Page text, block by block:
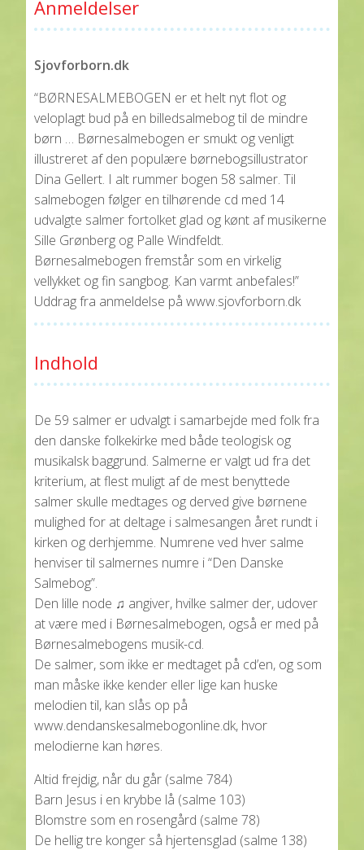
Anmeldelser
Sjovforborn.dk
“BØRNESALMEBOGEN er et helt nyt flot og
veloplagt bud på en billedsalmebog til de mindre
børn … Børnesalmebogen er smukt og venligt
illustreret af den populære børnebogsillustrator
Dina Gellert. I alt rummer bogen 58 salmer. Til
salmebogen følger en tilhørende cd med 14
udvalgte salmer fortolket glad og kønt af musikerne
Sille Grønberg og Palle Windfeldt.
Børnesalmebogen fremstår som en virkelig
vellykket og fin sangbog. Kan varmt anbefales!”
Uddrag fra anmeldelse på www.sjovforborn.dk
Indhold
De 59 salmer er udvalgt i samarbejde med folk fra
den danske folkekirke med både teologisk og
musikalsk baggrund. Salmerne er valgt ud fra det
kriterium, at flest muligt af de mest benyttede
salmer skulle medtages og derved give børnene
mulighed for at deltage i salmesangen året rundt i
kirken og derhjemme. Numrene ved hver salme
henviser til salmernes numre i “Den Danske
Salmebog”.
Den lille node ♫ angiver, hvilke salmer der, udover
at være med i Børnesalmebogen, også er med på
Børnesalmebogens musik-cd.
De salmer, som ikke er medtaget på cd’en, og som
man måske ikke kender eller lige kan huske
melodien til, kan slås op på
www.dendanskesalmebogonline.dk, hvor
melodierne kan høres.
Altid frejdig, når du går (salme 784)
Barn Jesus i en krybbe lå (salme 103)
Blomstre som en rosengård (salme 78)
De hellig tre konger så hjertensglad (salme 138)